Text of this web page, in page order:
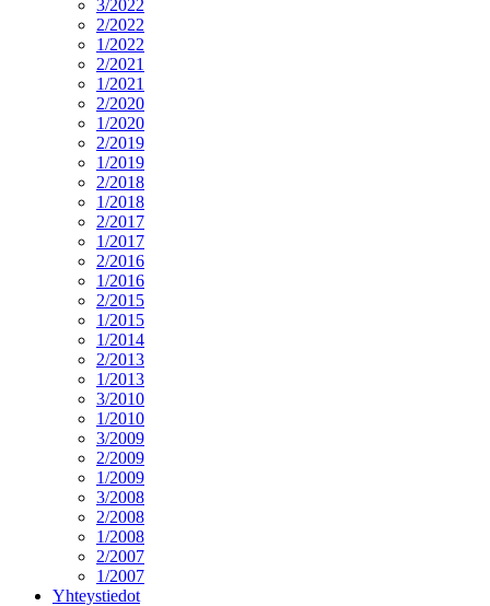
3/2022
2/2022
1/2022
2/2021
1/2021
2/2020
1/2020
2/2019
1/2019
2/2018
1/2018
2/2017
1/2017
2/2016
1/2016
2/2015
1/2015
1/2014
2/2013
1/2013
3/2010
1/2010
3/2009
2/2009
1/2009
3/2008
2/2008
1/2008
2/2007
1/2007
Yhteystiedot